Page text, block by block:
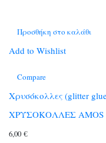
Προσθήκη στο καλάθι
Add to Wishlist
Compare
Χρυσόκολλες (glitter
ΧΡΥΣΟΚΟΛΛΕΣ AMOS
6,00 €